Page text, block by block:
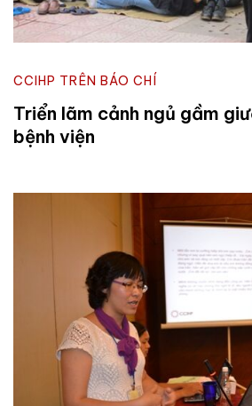
CCIHP TRÊN BÁO CHÍ
Triển lãm cảnh ngủ gầm
bệnh viện